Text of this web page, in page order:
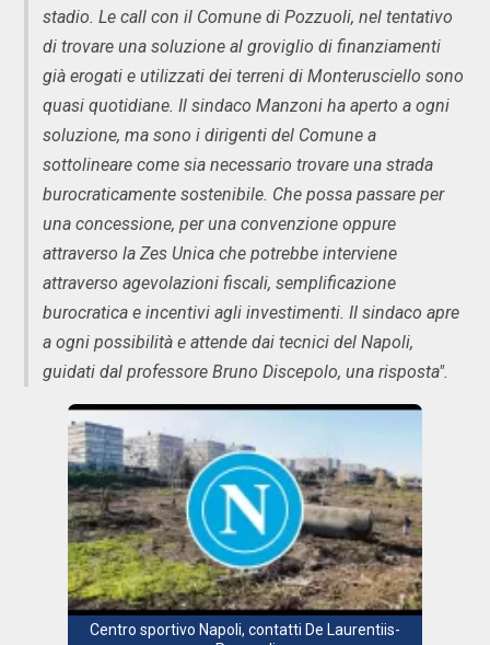
stadio. Le call con il Comune di Pozzuoli, nel tentativo
di trovare una soluzione al groviglio di finanziamenti
già erogati e utilizzati dei terreni di Monterusciello sono
quasi quotidiane. Il sindaco Manzoni ha aperto a ogni
soluzione, ma sono i dirigenti del Comune a
sottolineare come sia necessario trovare una strada
burocraticamente sostenibile. Che possa passare per
una concessione, per una convenzione oppure
attraverso la Zes Unica che potrebbe interviene
attraverso agevolazioni fiscali, semplificazione
burocratica e incentivi agli investimenti. II sindaco apre
a ogni possibilità e attende dai tecnici del Napoli,
guidati dal professore Bruno Discepolo, una risposta".
Centro sportivo Napoli, contatti De Laurentiis-